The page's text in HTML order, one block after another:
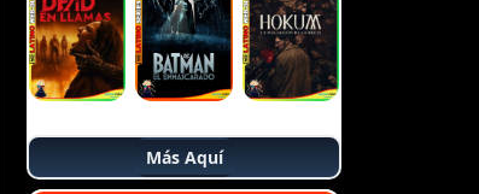
Más Aquí